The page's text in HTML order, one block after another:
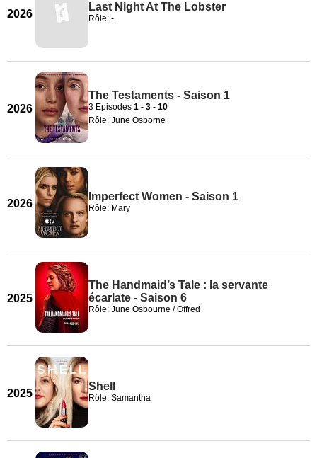
2026
Last Night At The Lobster
Rôle: -
2026
The Testaments - Saison 1
3 Episodes 1 - 3 - 10
Rôle: June Osborne
2026
Imperfect Women - Saison 1
Rôle: Mary
2025
The Handmaid’s Tale : la servante
écarlate - Saison 6
Rôle: June Osbourne / Offred
2025
Shell
Rôle: Samantha